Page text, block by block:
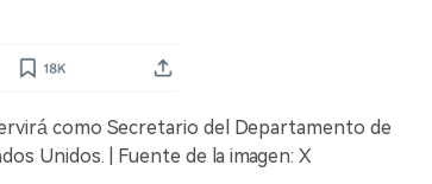
como Secretario del Departamento de
Unidos. | Fuente de la imagen: X